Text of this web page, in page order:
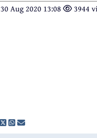
30 Aug 2020 13:08 3944